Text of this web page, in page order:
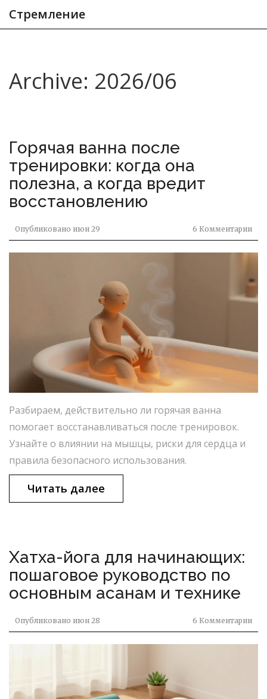
Стремление
Archive: 2026/06
Горячая ванна после
тренировки: когда она
полезна, а когда вредит
восстановлению
Опубликовано июн 29 6 Комментарии
Разбираем, действительно ли горячая ванна
помогает восстанавливаться после тренировок.
Узнайте о влиянии на мышцы, риски для сердца и
правила безопасного использования.
Читать далее
Хатха-йога для начинающих:
пошаговое руководство по
основным асанам и технике
Опубликовано июн 28 6 Комментарии